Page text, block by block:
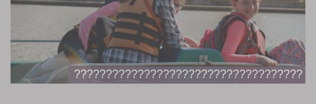
????????????????????????????????????